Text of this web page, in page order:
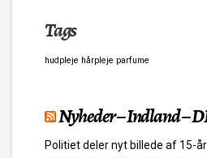
Tags
hudpleje hårpleje parfume
Nyheder – Indland –
Politiet deler nyt billede af 15-